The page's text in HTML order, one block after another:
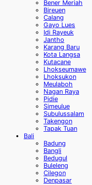
Bener Meriah
Bireuen
Calang
Gayo Lues
Idi Rayeuk
Jantho
Karang Baru
Kota Langsa
Kutacane
Lhokseumawe
Lhoksukon
Meulaboh
Nagan Raya
Pidie
Simeulue
Subulussalam
Takengon
Tapak Tuan
Bali
Badung
Bangli
Bedugul
Buleleng
Cilegon
Denpasar